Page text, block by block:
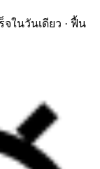
ในวันเดียว · ฟื้น